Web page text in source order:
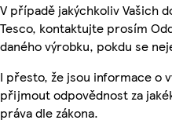
V případě jakýchkoliv Vašich
Tesco, kontaktujte prosím
daného výrobku, pokdu se
I přesto, že jsou informace o
přijmout odpovědnost za
práva dle zákona.